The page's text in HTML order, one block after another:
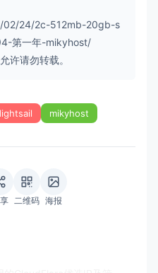
02/24/2c-512mb-20gb-s
第一年-mikyhost/
许请勿转载。
lightsail mikyhost
二维码 海报